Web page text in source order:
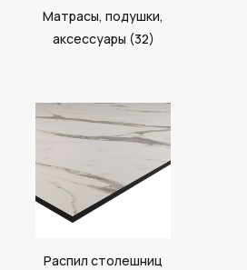
Матрасы, подушки,
аксессуары (32)
Распил столешниц